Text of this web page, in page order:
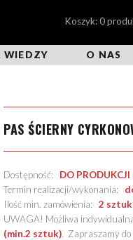
Koszyk: 0
WIEDZY O NAS
PAS ŚCIERNY
Dostępność: DO PRODUKCJI
Termin realizacji/wykonania:
Ilość min. zamówienia:2
UWAGA! Możliwa
(min.2 sztuk). Zapraszamy